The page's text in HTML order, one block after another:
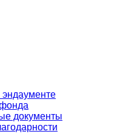
документы